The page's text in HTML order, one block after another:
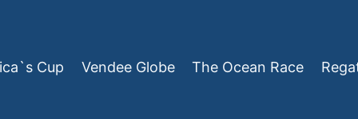
Cup Vendee Globe The Ocean Race